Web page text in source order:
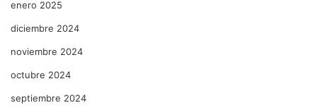
enero 2025
diciembre 2024
noviembre 2024
octubre 2024
septiembre 2024